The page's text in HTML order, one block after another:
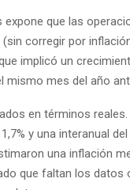
que las
corregir por
implicó un
mismo mes del año
en términos
y una interanual del
una inflación
que faltan los datos